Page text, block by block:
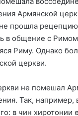
Армянской
прошла
в общение с
Риму. Однако
церкви.
не помешал
Так,
в чин